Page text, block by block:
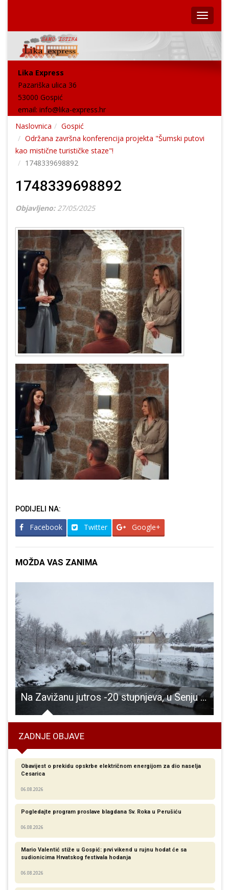
Lika Express
Pazariška ulica 36
53000 Gospić
email: info@lika-express.hr
Naslovnica
Gospić
Održana završna konferencija projekta "Šumski putovi
kao mistične turističke staze"!
1748339698892
1748339698892
Objavljeno: 27/05/2025
PODIJELI NA:
Facebook Twitter Google+
MOŽDA VAS ZANIMA
Na Zavižanu jutros -20 stupnjeva, u Senju -8!
ZADNJE OBJAVE
Obavijest o prekidu opskrbe električnom energijom za dio naselja
Cesarica
06.08.2026
Pogledajte program proslave blagdana Sv. Roka u Perušiću
06.08.2026
Mario Valentić stiže u Gospić: prvi vikend u rujnu hodat će sa
sudionicima Hrvatskog festivala hodanja
06.08.2026